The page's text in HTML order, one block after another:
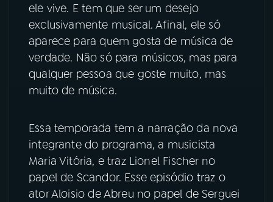
Instagram X
TikTok
ele vive. E tem que ser um desejo
exclusivamente musical. Afinal, ele só
aparece para quem gosta de música de
verdade. Não só para músicos, mas para
qualquer pessoa que goste muito, mas
muito de música.
Essa temporada tem a narração da nova
integrante do programa, a musicista
Maria Vitória, e traz Lionel Fischer no
papel de Scandor. Esse episódio traz o
ator Aloisio de Abreu no papel de Serguei